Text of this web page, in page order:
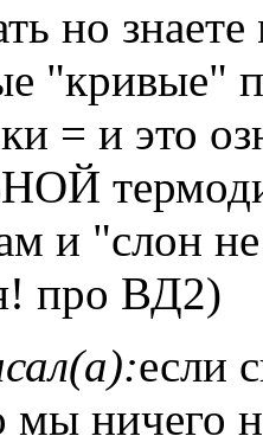
но
"кривые"
= и это
и "слон
про ВД2)
если
мы ничего